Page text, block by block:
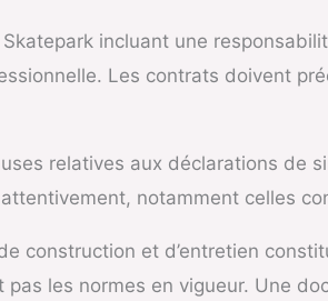
Skatepark incluant une
Les contrats doivent
relatives aux déclarations de
notamment celles
construction et d’entretien
les normes en vigueur. Une